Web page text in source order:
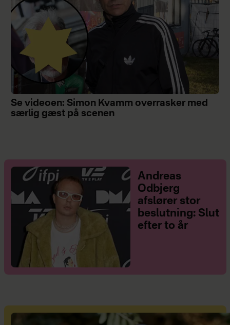
Se videoen: Simon Kvamm overrasker med
særlig gæst på scenen
Andreas
Odbjerg
afslører stor
beslutning: Slut
efter to år